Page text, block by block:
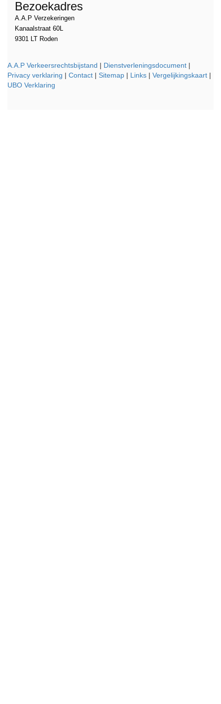
Bezoekadres
A.A.P Verzekeringen
Kanaalstraat 60L
9301 LT Roden
A.A.P Verkeersrechtsbijstand | Dienstverleningsdocument |
Privacy verklaring | Contact | Sitemap | Links | Vergelijkingskaart |
UBO Verklaring